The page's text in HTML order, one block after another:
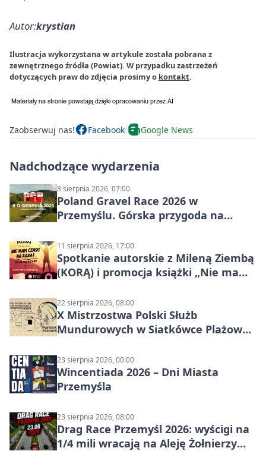
Autor:krystian
Ilustracja wykorzystana w artykule została pobrana z
zewnętrznego źródła (Powiat). W przypadku zastrzeżeń
dotyczących praw do zdjęcia prosimy o kontakt.
Zaobserwuj nas! Facebook Google News
Nadchodzące wydarzenia
8 sierpnia 2026, 07:00
Poland Gravel Race 2026 w
Przemyślu. Górska przygoda na
11 sierpnia 2026, 17:00
Spotkanie autorskie z Mileną Ziembą
(KORĄ) i promocja książki „Nie mam
22 sierpnia 2026, 08:00
X Mistrzostwa Polski Służb
Mundurowych w Siatkówce Plażowej
23 sierpnia 2026, 00:00
Wincentiada 2026 – Dni Miasta
Przemyśla
23 sierpnia 2026, 08:00
Drag Race Przemyśl 2026: wyścigi na
1/4 mili wracają na Aleję Żołnierzy